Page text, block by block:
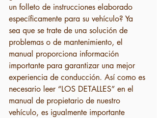
un folleto de instrucciones elaborado
específicamente para su vehículo? Ya
sea que se trate de una solución de
problemas o de mantenimiento, el
manual proporciona información
importante para garantizar una mejor
experiencia de conducción. Así como es
necesario leer “LOS DETALLES” en el
manual de propietario de nuestro
vehículo, es igualmente importante